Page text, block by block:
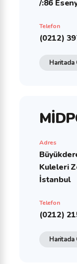
/:86
Telefon
(0212)
Adres
Kuleleri
İstanbul
Telefon
(0212)